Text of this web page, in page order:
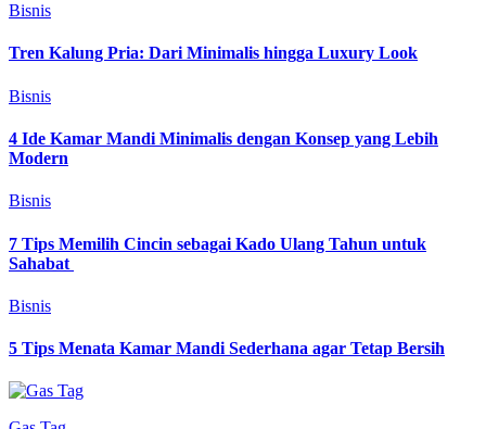
Bisnis
Tren Kalung Pria: Dari Minimalis hingga Luxury Look
Bisnis
4 Ide Kamar Mandi Minimalis dengan Konsep yang Lebih
Modern
Bisnis
7 Tips Memilih Cincin sebagai Kado Ulang Tahun untuk
Sahabat
Bisnis
5 Tips Menata Kamar Mandi Sederhana agar Tetap Bersih